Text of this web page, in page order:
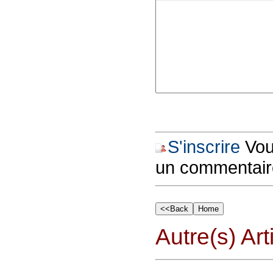
S'inscrire
un
Autre(s)